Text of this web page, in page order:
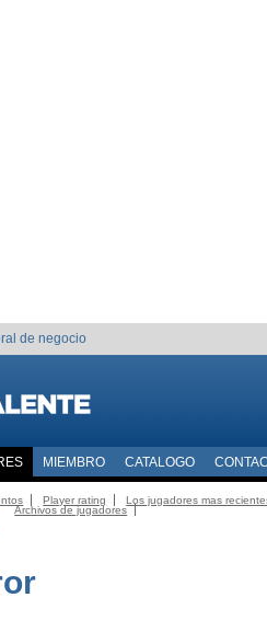
de negocio
MIEMBRO CATALOGO
Player rating
Los jugadores mas
Archivos de jugadores